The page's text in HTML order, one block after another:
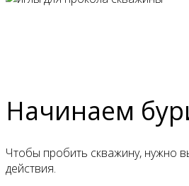
Начинаем
Чтобы пробить скважину, нужно
действия.